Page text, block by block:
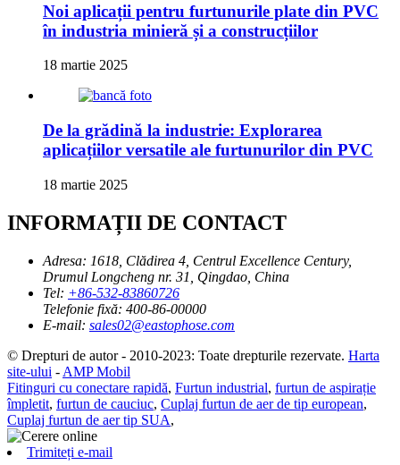
Noi aplicații pentru furtunurile plate din PVC
în industria minieră și a construcțiilor
18 martie 2025
De la grădină la industrie: Explorarea
aplicațiilor versatile ale furtunurilor din PVC
18 martie 2025
INFORMAȚII DE CONTACT
Adresa: 1618, Clădirea 4, Centrul Excellence Century,
Drumul Longcheng nr. 31, Qingdao, China
Tel: +86-532-83860726
Telefonie fixă: 400-86-00000
E-mail: sales02@eastophose.com
© Drepturi de autor - 2010-2023: Toate drepturile rezervate. Harta
site-ului - AMP Mobil
Fitinguri cu conectare rapidă, Furtun industrial, furtun de aspirație
împletit, furtun de cauciuc, Cuplaj furtun de aer de tip european,
Cuplaj furtun de aer tip SUA,
Trimiteți e-mail